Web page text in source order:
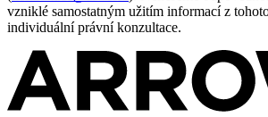
vzniklé samostatným užitím informací z
individuální právní konzultace.